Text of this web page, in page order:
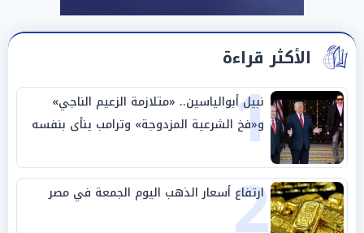
الأكثر قراءة
1
نبيل أبوالياسين.. «متلازمة الزعيم الناجي»
و«فخ الشرعية المزدوجة» وترامب ينأى بنفسه
وحليفه في «ميتم استراتيجي»
ارتفاع أسعار الذهب اليوم الجمعة في مصر